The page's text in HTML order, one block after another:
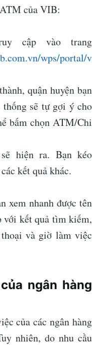
của VIB:
cập vào trang
wps/portal/v
quận huyện bạn
sẽ tự gợi ý cho
bấm chọn ATM/Chi
hiện ra. Bạn kéo
kết quả khác.
xem nhanh được tên
với kết quả tìm kiếm,
và giờ làm việc
ngân hàng
của các ngân hàng
nhiên, do nhu cầu